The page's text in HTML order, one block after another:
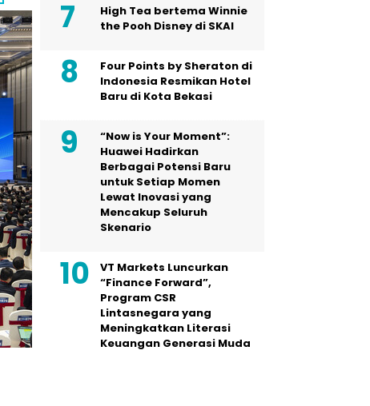
High Tea bertema Winnie
the Pooh Disney di SKAI
Four Points by Sheraton di
Indonesia Resmikan Hotel
Baru di Kota Bekasi
“Now is Your Moment”:
Huawei Hadirkan
Berbagai Potensi Baru
untuk Setiap Momen
Lewat Inovasi yang
Mencakup Seluruh
Skenario
VT Markets Luncurkan
“Finance Forward”,
Program CSR
Lintasnegara yang
Meningkatkan Literasi
Keuangan Generasi Muda